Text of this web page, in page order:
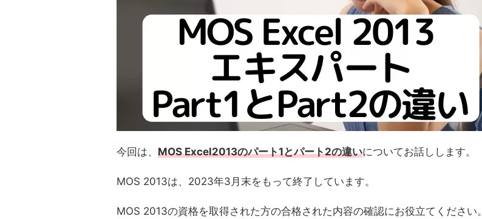
今回は、 MOS Excel2013のパート1とパート2の違いについてお話しします。
MOS 2013は、2023年3月末をもって終了しています。
MOS 2013の資格を取得された方の合格された内容の確認にお役立てください。